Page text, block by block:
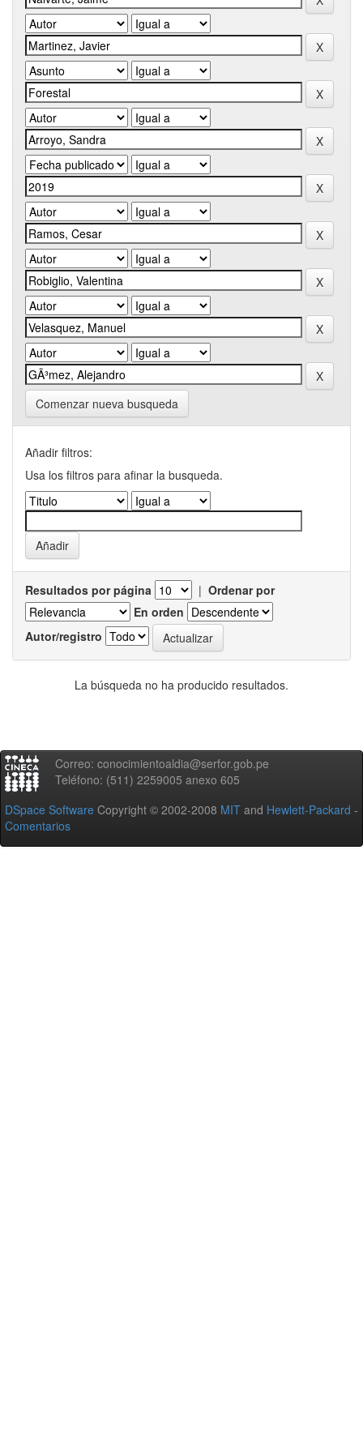
Comenzar nueva busqueda
Añadir filtros:
Usa los filtros para afinar la busqueda.
Resultados por página | Ordenar por
En orden
Autor/registro
La búsqueda no ha producido resultados.
Correo: conocimientoaldia@serfor.gob.pe
Teléfono: (511) 2259005 anexo 605
DSpace Software Copyright © 2002-2008 MIT and Hewlett-Packard -
Comentarios